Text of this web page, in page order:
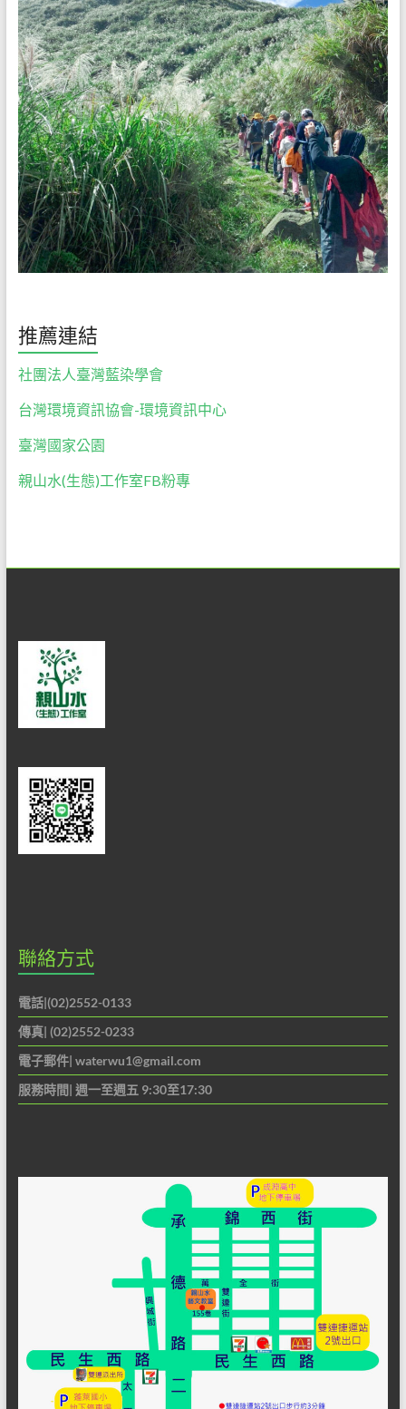
推薦連結
社團法人臺灣藍染學會
台灣環境資訊協會-環境資訊中心
臺灣國家公園
親山水(生態)工作室FB粉專
聯絡方式
電話|(02)2552-0133
傳真| (02)2552-0233
電子郵件| waterwu1@gmail.com
服務時間| 週一至週五 9:30至17:30